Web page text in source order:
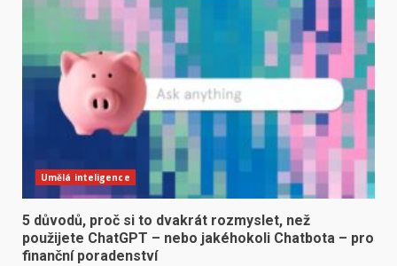
Umělá inteligence
5 důvodů, proč si to dvakrát rozmyslet, než
použijete ChatGPT – nebo jakéhokoli Chatbota – pro
finanční poradenství